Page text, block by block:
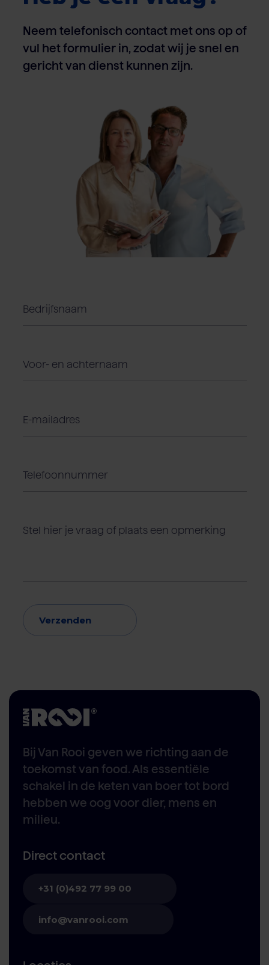
Neem telefonisch contact met ons op of
vul het formulier in, zodat wij je snel en
gericht van dienst kunnen zijn.
Verzenden
Bij Van Rooi geven we richting aan de
toekomst van food. Als essentiële
schakel in de keten van boer tot bord
hebben we oog voor dier, mens en
milieu.
Direct contact
+31 (0)492 77 99 00
info@vanrooi.com